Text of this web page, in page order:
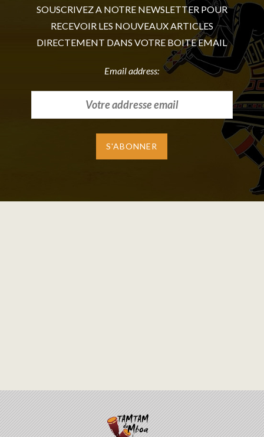
SOUSCRIVEZ A NOTRE NEWSLETTER POUR
RECEVOIR LES NOUVEAUX ARTICLES
DIRECTEMENT DANS VOTRE BOITE EMAIL
Email address: